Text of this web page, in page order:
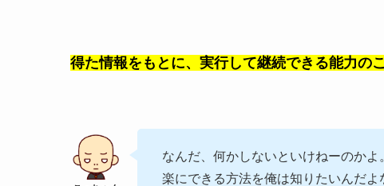
得た情報をもとに、実行して継続できる能力の
なんだ、何かしないといけねーのかよ
楽にできる方法を俺は知りたいんだよ